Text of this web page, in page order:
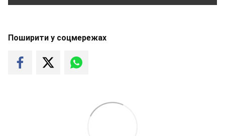
Поширити у соцмережах